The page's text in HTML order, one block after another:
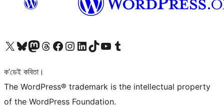
আমাৰ X (আগৰ Twitter) একাউণ্টলৈ যাওকআমাৰ Bluesky একাউণ্টলৈ যাওকআমাৰ Mastodon একাউণ্টলৈ যাওকআমাৰ Threads একাউণ্টলৈ যাওকআমাৰ Facebook পৃষ্ঠালৈ যাওকআমাৰ Instagram একাউণ্টলৈ যাওকআমাৰ LinkedIn একাউণ্টলৈ যাওকআমাৰ TikTok একাউণ্টলৈ যাওকআমাৰ YouTube চেনেললৈ যাওকআমাৰ Tumblr একাউণ্টলৈ যাওক
ক’ডেই কবিতা।
The WordPress® trademark is the intellectual property
of the WordPress Foundation.